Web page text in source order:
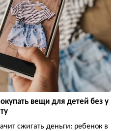
вещи для детей без у
сжигать деньги: ребенок в